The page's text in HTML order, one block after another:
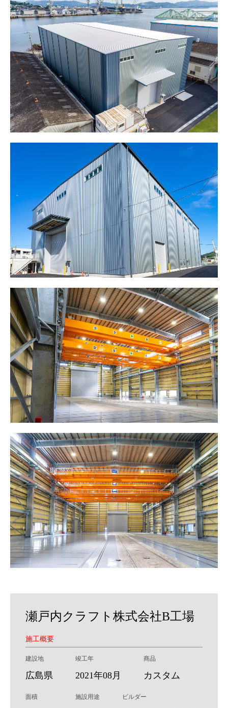
瀬戸内クラフト株式会社B工場
施工概要
建設地
広島県
竣工年
2021年08月
商品
カスタム
面積 施設用途 ビルダー